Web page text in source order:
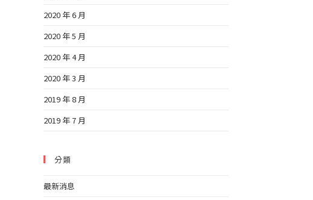
2020 年 6 月
2020 年 5 月
2020 年 4 月
2020 年 3 月
2019 年 8 月
2019 年 7 月
分類
最新消息